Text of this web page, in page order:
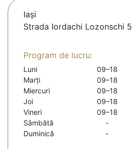
Iaşi
Strada Iordachi Lozonschi 5
Program de lucru:
Luni
09–18
Marți
09–18
Miercuri
09–18
Joi
09–18
Vineri
09–18
Sâmbătă
-
Duminică
-